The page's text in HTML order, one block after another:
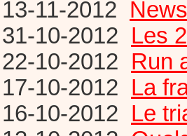
13-11-2012
31-10-2012 Les
22-10-2012 Run
17-10-2012 La
16-10-2012 Le